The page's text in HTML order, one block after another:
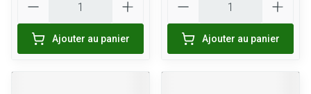
Ajouter au panier Ajouter au panier